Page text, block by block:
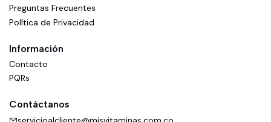
Preguntas Frecuentes
Política de Privacidad
Información
Contacto
PQRs
Contáctanos